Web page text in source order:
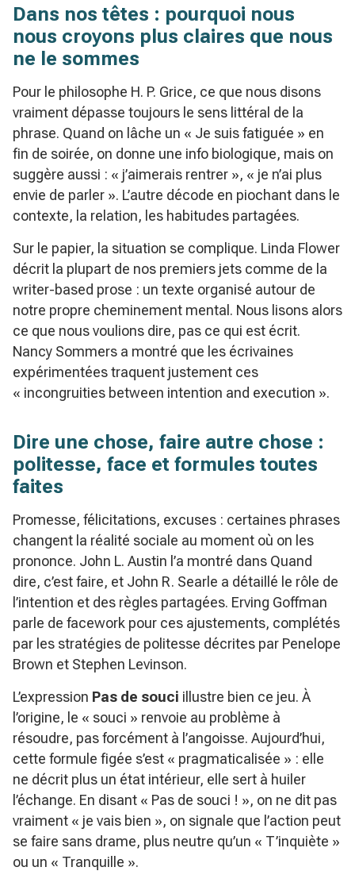
Dans nos têtes : pourquoi nous
nous croyons plus claires que nous
ne le sommes
Pour le philosophe H. P. Grice, ce que nous disons
vraiment dépasse toujours le sens littéral de la
phrase. Quand on lâche un « Je suis fatiguée » en
fin de soirée, on donne une info biologique, mais on
suggère aussi : « j’aimerais rentrer », « je n’ai plus
envie de parler ». L’autre décode en piochant dans le
contexte, la relation, les habitudes partagées.
Sur le papier, la situation se complique. Linda Flower
décrit la plupart de nos premiers jets comme de la
writer-based prose : un texte organisé autour de
notre propre cheminement mental. Nous lisons alors
ce que nous voulions dire, pas ce qui est écrit.
Nancy Sommers a montré que les écrivaines
expérimentées traquent justement ces
« incongruities between intention and execution ».
Dire une chose, faire autre chose :
politesse, face et formules toutes
faites
Promesse, félicitations, excuses : certaines phrases
changent la réalité sociale au moment où on les
prononce. John L. Austin l’a montré dans Quand
dire, c’est faire, et John R. Searle a détaillé le rôle de
l’intention et des règles partagées. Erving Goffman
parle de facework pour ces ajustements, complétés
par les stratégies de politesse décrites par Penelope
Brown et Stephen Levinson.
L’expression Pas de souci illustre bien ce jeu. À
l’origine, le « souci » renvoie au problème à
résoudre, pas forcément à l’angoisse. Aujourd’hui,
cette formule figée s’est « pragmaticalisée » : elle
ne décrit plus un état intérieur, elle sert à huiler
l’échange. En disant « Pas de souci ! », on ne dit pas
vraiment « je vais bien », on signale que l’action peut
se faire sans drame, plus neutre qu’un « T’inquiète »
ou un « Tranquille ».